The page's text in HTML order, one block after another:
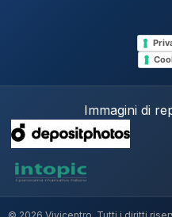
Immagini di